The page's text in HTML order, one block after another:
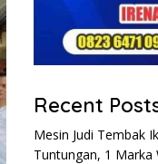
Recent
Mesin Judi Tembak
Tuntungan, 1 Marka